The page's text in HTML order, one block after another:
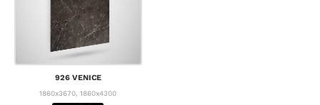
926 VENICE
1860x3670, 1860x4300